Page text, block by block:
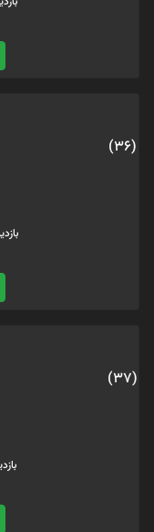
(36)
بازدید: 327 - کد
(37)
بازدید: 359 -